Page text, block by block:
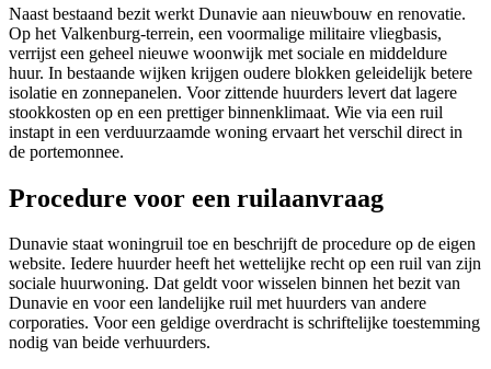
Naast bestaand bezit werkt Dunavie aan nieuwbouw en renovatie.
Op het Valkenburg-terrein, een voormalige militaire vliegbasis,
verrijst een geheel nieuwe woonwijk met sociale en middeldure
huur. In bestaande wijken krijgen oudere blokken geleidelijk betere
isolatie en zonnepanelen. Voor zittende huurders levert dat lagere
stookkosten op en een prettiger binnenklimaat. Wie via een ruil
instapt in een verduurzaamde woning ervaart het verschil direct in
de portemonnee.
Procedure voor een ruilaanvraag
Dunavie staat woningruil toe en beschrijft de procedure op de eigen
website. Iedere huurder heeft het wettelijke recht op een ruil van zijn
sociale huurwoning. Dat geldt voor wisselen binnen het bezit van
Dunavie en voor een landelijke ruil met huurders van andere
corporaties. Voor een geldige overdracht is schriftelijke toestemming
nodig van beide verhuurders.